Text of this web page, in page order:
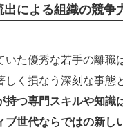
による組織の競争
いた優秀な若手の離職
く損なう深刻な事態
持つ専門スキルや知識
ブ世代ならではの新し